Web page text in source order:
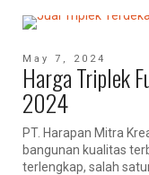
May 7, 2024
Harga Triplek
2024
PT. Harapan Mitra
bangunan kualitas
terlengkap, salah